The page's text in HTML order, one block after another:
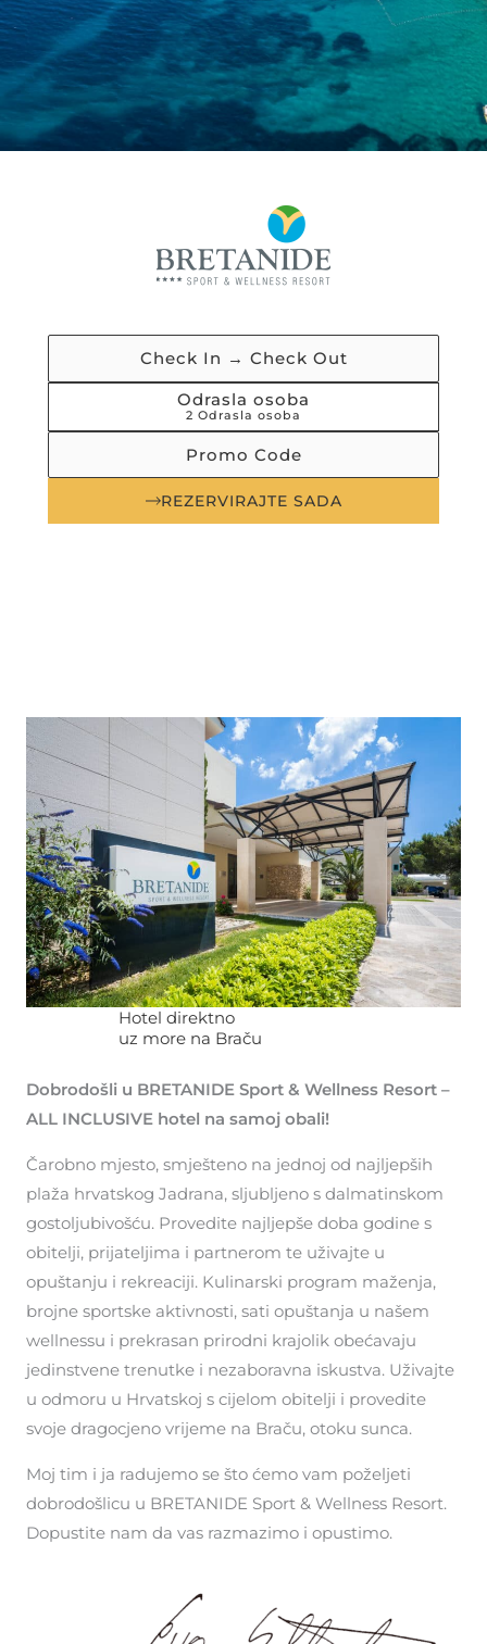
Odrasla osoba
2 Odrasla osoba
REZERVIRAJTE SADA
Hotel direktno
uz more na Braču
Dobrodošli u BRETANIDE Sport & Wellness Resort –
ALL INCLUSIVE hotel na samoj obali!
Čarobno mjesto, smješteno na jednoj od najljepših
plaža hrvatskog Jadrana, sljubljeno s dalmatinskom
gostoljubivošću. Provedite najljepše doba godine s
obitelji, prijateljima i partnerom te uživajte u
opuštanju i rekreaciji. Kulinarski program maženja,
brojne sportske aktivnosti, sati opuštanja u našem
wellnessu i prekrasan prirodni krajolik obećavaju
jedinstvene trenutke i nezaboravna iskustva. Uživajte
u odmoru u Hrvatskoj s cijelom obitelji i provedite
svoje dragocjeno vrijeme na Braču, otoku sunca.
Moj tim i ja radujemo se što ćemo vam poželjeti
dobrodošlicu u BRETANIDE Sport & Wellness Resort.
Dopustite nam da vas razmazimo i opustimo.